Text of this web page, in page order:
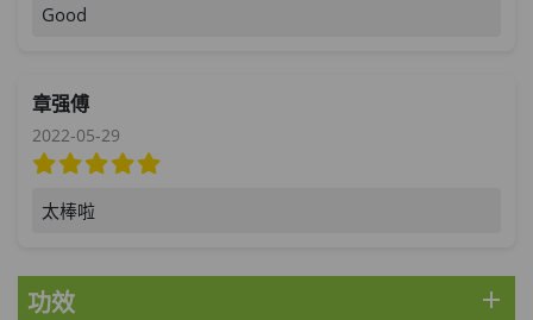
Good
章强傅
2022-05-29
太棒啦
功效 add